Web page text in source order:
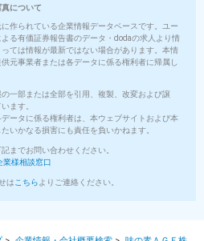
について
作られている企業情報データベースです。ユー
る有価証券報告書のデータ・dodaの求人より情
ては情報が最新ではない場合があります。本情
元事業者または各データに係る権利者に帰属し
一部または全部を引用、複製、改変および譲
ます。
ータに係る権利者は、本ウェブサイトおよび本
いかなる損害にも責任を負いかねます。
までお問い合わせください。
業様相談窓口
は こちら よりご連絡ください。